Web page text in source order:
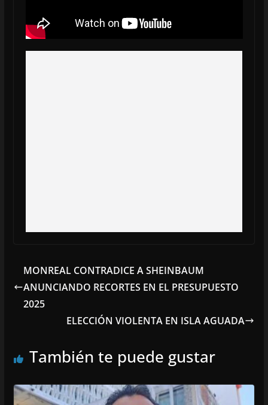
MONREAL CONTRADICE A SHEINBAUM
ANUNCIANDO RECORTES EN EL PRESUPUESTO
2025
ELECCIÓN VIOLENTA EN ISLA AGUADA
También te puede gustar